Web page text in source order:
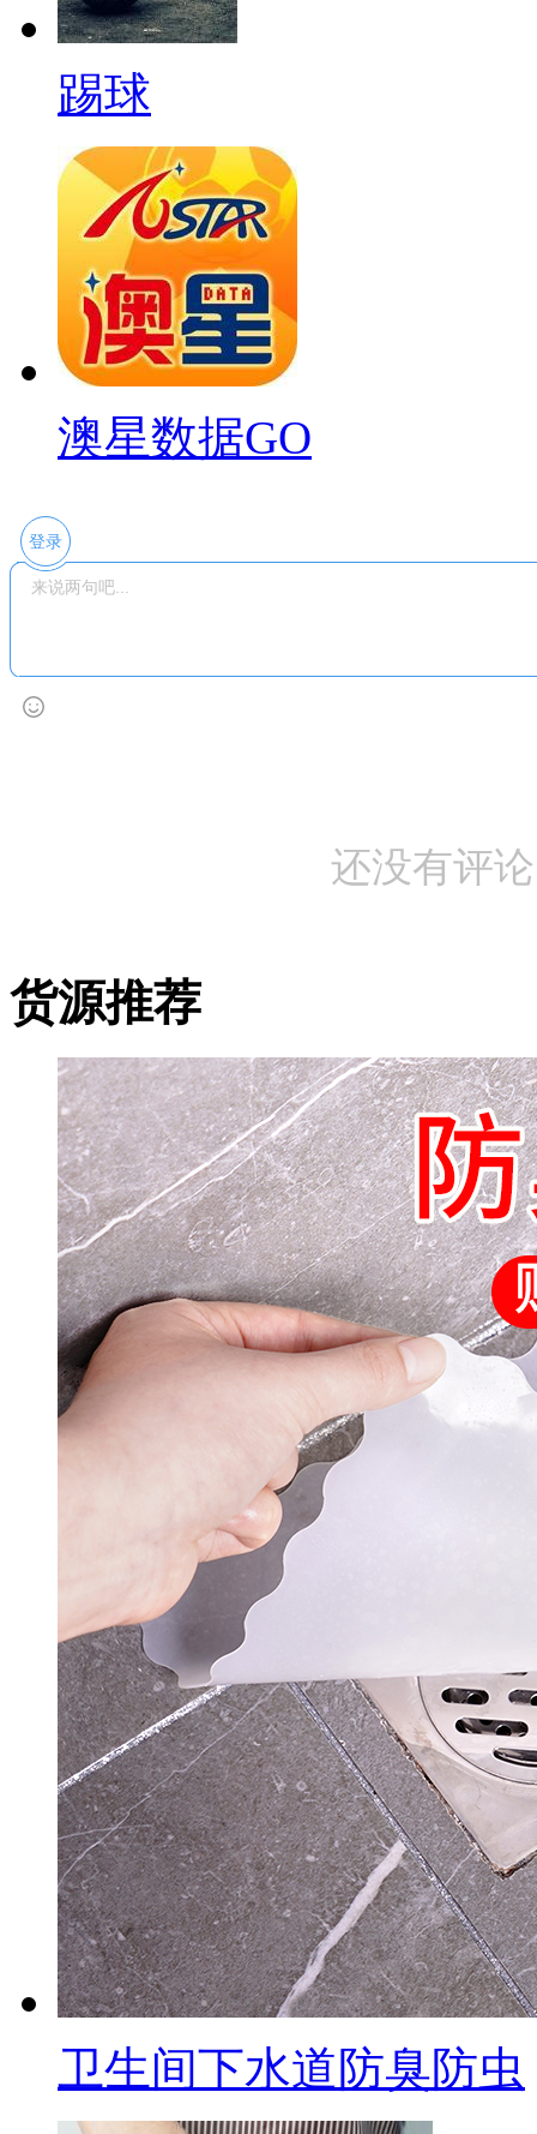
踢球
澳星数据GO
登录
还没有评
货源推荐
卫生间下水道防臭防虫